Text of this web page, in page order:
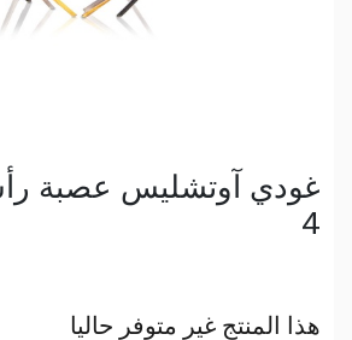
غودي آوتشليس عصبة
4
هذا المنتج غير متوفر حاليا